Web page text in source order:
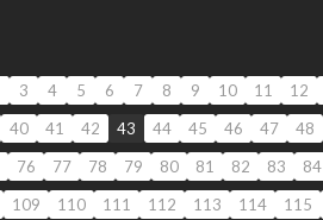
3 4 5 6 7 8 9 10 11 12
40 41 42 43 44 45 46 47 48
76 77 78 79 80 81 82 83 84
109 110 111 112 113 114 115